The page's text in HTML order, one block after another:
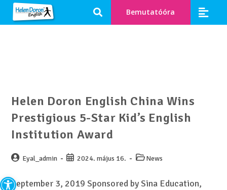
Eszköztár megnyitása
Bemutatóóra
Helen Doron English China Wins
Prestigious 5-Star Kid’s English
Institution Award
Eyal_admin 2024. május 16. News
September 3, 2019 Sponsored by Sina Education,